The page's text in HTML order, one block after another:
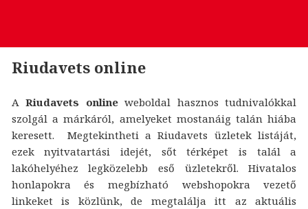
Riudavets online
ARiudavets onlineweboldal hasznos tudnivalókkal
szolgál a márkáról, amelyeket mostanáig talán hiába
keresett. Megtekintheti a Riudavets üzletek listáját,
ezek nyitvatartási idejét, sőt térképet is talál a
lakóhelyéhez legközelebb eső üzletekről. Hivatalos
honlapokra és megbízható webshopokra vezető
linkeket is közlünk, de megtalálja itt az aktuális